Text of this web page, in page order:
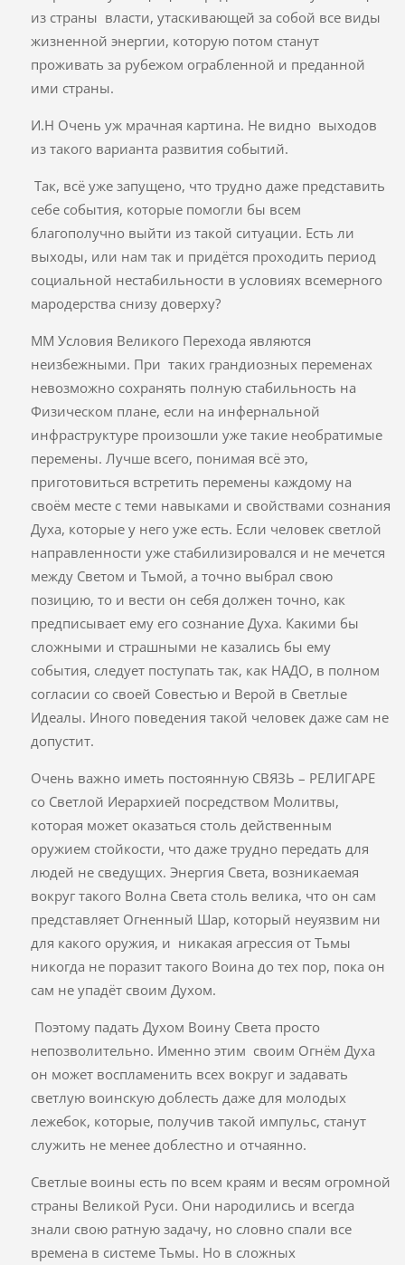
из страны власти, утаскивающей за собой все виды
жизненной энергии, которую потом станут
проживать за рубежом ограбленной и преданной
ими страны.
И.Н Очень уж мрачная картина. Не видно выходов
из такого варианта развития событий.
Так, всё уже запущено, что трудно даже представить
себе события, которые помогли бы всем
благополучно выйти из такой ситуации. Есть ли
выходы, или нам так и придётся проходить период
социальной нестабильности в условиях всемерного
мародерства снизу доверху?
ММ Условия Великого Перехода являются
неизбежными. При таких грандиозных переменах
невозможно сохранять полную стабильность на
Физическом плане, если на инфернальной
инфраструктуре произошли уже такие необратимые
перемены. Лучше всего, понимая всё это,
приготовиться встретить перемены каждому на
своём месте с теми навыками и свойствами сознания
Духа, которые у него уже есть. Если человек светлой
направленности уже стабилизировался и не мечется
между Светом и Тьмой, а точно выбрал свою
позицию, то и вести он себя должен точно, как
предписывает ему его сознание Духа. Какими бы
сложными и страшными не казались бы ему
события, следует поступать так, как НАДО, в полном
согласии со своей Совестью и Верой в Светлые
Идеалы. Иного поведения такой человек даже сам не
допустит.
Очень важно иметь постоянную СВЯЗЬ – РЕЛИГАРЕ
со Светлой Иерархией посредством Молитвы,
которая может оказаться столь действенным
оружием стойкости, что даже трудно передать для
людей не сведущих. Энергия Света, возникаемая
вокруг такого Волна Света столь велика, что он сам
представляет Огненный Шар, который неуязвим ни
для какого оружия, и никакая агрессия от Тьмы
никогда не поразит такого Воина до тех пор, пока он
сам не упадёт своим Духом.
Поэтому падать Духом Воину Света просто
непозволительно. Именно этим своим Огнём Духа
он может воспламенить всех вокруг и задавать
светлую воинскую доблесть даже для молодых
лежебок, которые, получив такой импульс, станут
служить не менее доблестно и отчаянно.
Светлые воины есть по всем краям и весям огромной
страны Великой Руси. Они народились и всегда
знали свою ратную задачу, но словно спали все
времена в системе Тьмы. Но в сложных